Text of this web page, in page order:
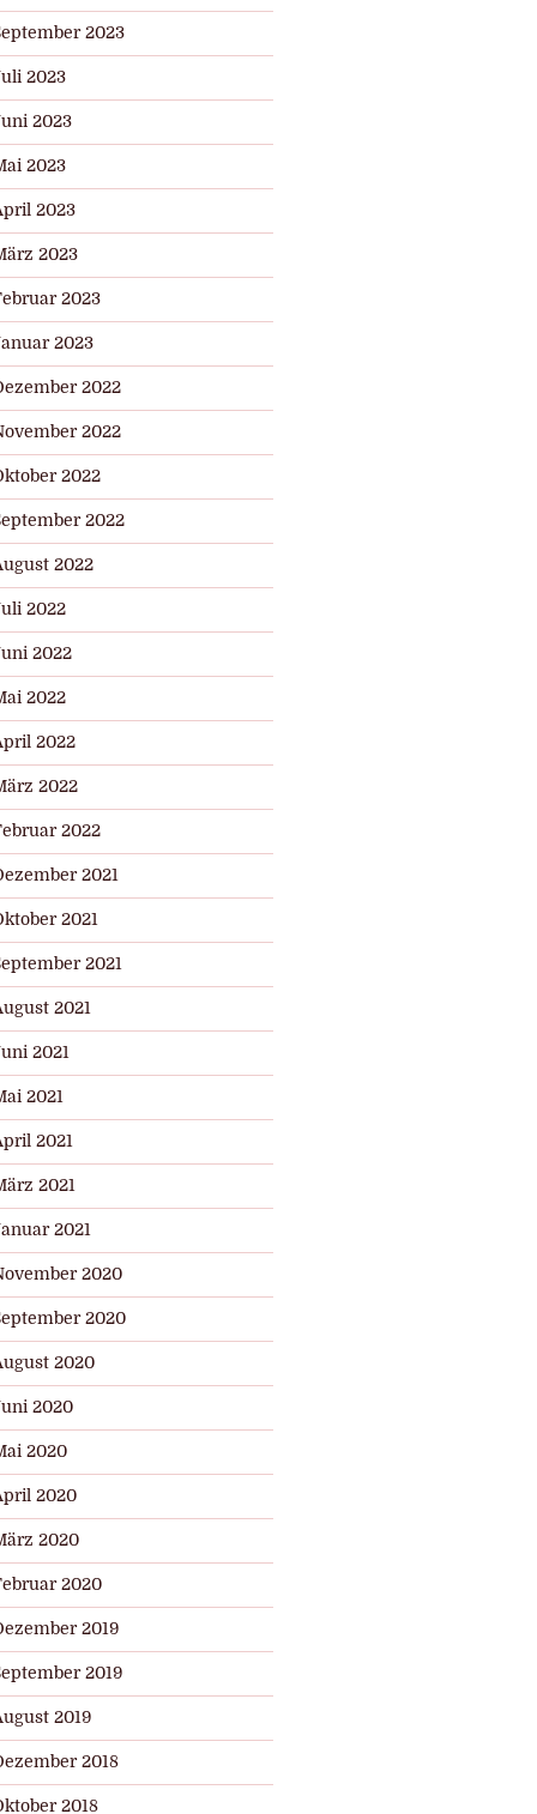
2023
2023
2023
2023
2023
2023
2023
2023
2022
2022
2022
2022
2022
2022
2022
2022
2022
2022
2022
2021
2021
2021
2021
2021
2021
2021
2021
2021
2020
2020
2020
2020
2020
2020
2020
2020
2019
2019
2019
2018
2018